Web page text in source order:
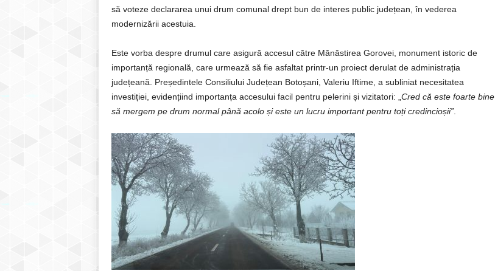
să voteze declararea unui drum comunal drept bun de interes public județean, în vederea
modernizării acestuia.
Este vorba despre drumul care asigură accesul către Mănăstirea Gorovei, monument istoric de
importanță regională, care urmează să fie asfaltat printr-un proiect derulat de administrația
județeană. Președintele Consiliului Județean Botoșani, Valeriu Iftime, a subliniat necesitatea
investiției, evidențiind importanța accesului facil pentru pelerini și vizitatori: „ Cred că este foarte bine
să mergem pe drum normal până acolo și este un lucru important pentru toți credincioșii”.